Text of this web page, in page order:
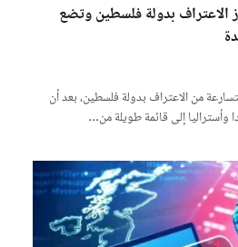
الاعتراف بدولة فلسطين وتضع
من الاعتراف بدولة فلسطين، بعد أن
وأستراليا إلى قائمة طويلة من…